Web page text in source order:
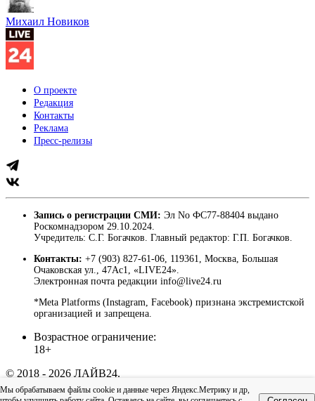
Михаил Новиков
О проекте
Редакция
Контакты
Реклама
Пресс-релизы
Запись о регистрации СМИ: Эл No ФС77-88404 выдано
Роскомнадзором 29.10.2024.
Учредитель: С.Г. Богачков. Главный редактор: Г.П. Богачков.
Контакты: +7 (903) 827-61-06, 119361, Москва, Большая
Очаковская ул., 47Ас1, «LIVE24».
Электронная почта редакции info@live24.ru
*Meta Platforms (Instagram, Facebook) признана экстремистской
организацией и запрещена.
Возрастное ограничение:
18+
© 2018 - 2026 ЛАЙВ24.
Пользовательское соглашение|Политика
конфиденциальности
Мы обрабатываем файлы cookie и данные через Яндекс.Метрику и др,